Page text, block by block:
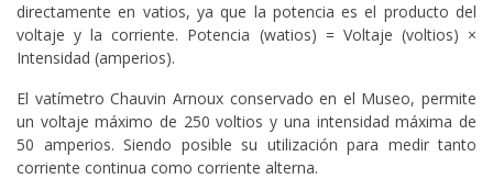
directamente en vatios, ya que la potencia es el producto del
voltaje y la corriente. Potencia (watios) = Voltaje (voltios) ×
Intensidad (amperios).
El vatímetro Chauvin Arnoux conservado en el Museo, permite
un voltaje máximo de 250 voltios y una intensidad máxima de
50 amperios. Siendo posible su utilización para medir tanto
corriente continua como corriente alterna.